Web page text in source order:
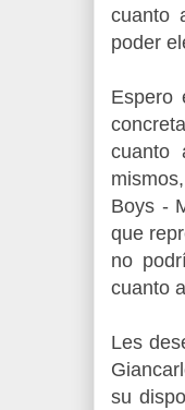
cuanto
poder
Espero
cuanto
Boys -
que
no
cuanto
Les
su